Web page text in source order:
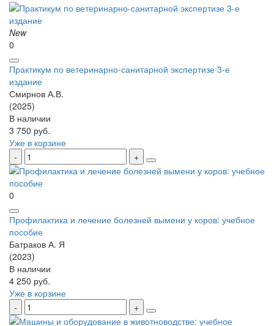
New
0
Практикум по ветеринарно-санитарной экспертизе 3-е
издание
Смирнов А.В.
(2025)
В наличии
3 750 руб.
Уже в корзине
0
Профилактика и лечение болезней вымени у коров: учебное
пособие
Батраков А. Я
(2023)
В наличии
4 250 руб.
Уже в корзине